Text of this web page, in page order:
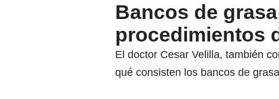
Bancos de
procedimientos
El doctor Cesar Velilla, también
qué consisten los bancos de